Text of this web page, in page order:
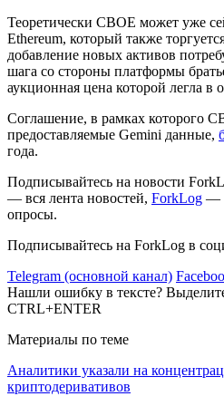
Теоретически CBOE может уже
Ethereum, который также
добавление новых активов
шага со стороны платформы
аукционная цена которой легла в
Соглашение, в рамках которого
предоставляемые Gemini данные,
года.
Подписывайтесь на новости
— вся лента новостей, ForkLog —
опросы.
Подписывайтесь на ForkLog в
Telegram (основной канал)
Нашли ошибку в тексте?
CTRL+ENTER
Материалы по теме
Аналитики указали на
криптодеривативов